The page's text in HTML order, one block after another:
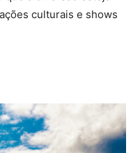
culturais e shows